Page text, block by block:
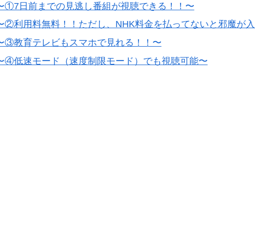
①7日前までの見逃し番組が視聴できる！！〜
②利用料無料！！ただし、NHK料金を払ってないと邪魔が
③教育テレビもスマホで見れる！！〜
④低速モード（速度制限モード）でも視聴可能〜